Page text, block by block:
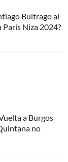
Buitrago al
París Niza 2024?
a Burgos
no